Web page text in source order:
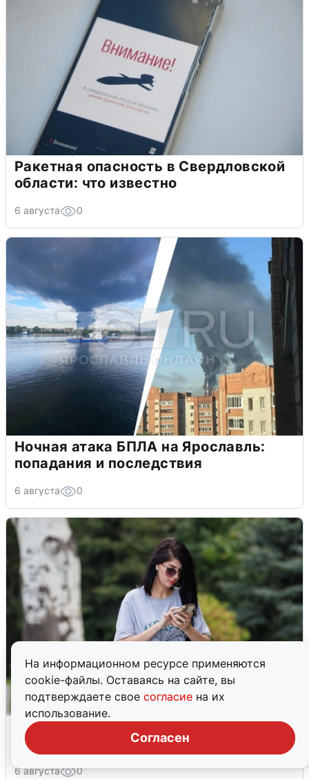
На информационном ресурсе применяются
cookie-файлы. Оставаясь на сайте, вы
подтверждаете свое согласие на их
использование.
Согласен
Ракетная опасность в Свердловской
области: что известно
6 августа 0
Ночная атака БПЛА на Ярославль:
попадания и последствия
6 августа 0
Волгоградцы остались без
мобильного интернета
6 августа 0